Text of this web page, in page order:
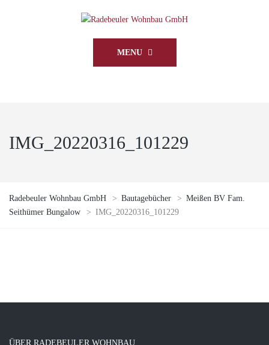
MENU
IMG_20220316_101229
Radebeuler Wohnbau GmbH > Bautagebücher > Meißen BV Fam.
Seithümer Bungalow
> IMG_20220316_101229
ÜBER RADEBEULER WOHNBAU